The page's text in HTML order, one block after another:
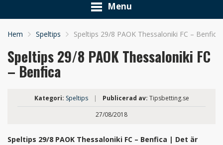
Menu
Hem Speltips Speltips 29/8 PAOK Thessaloniki FC – Benfica
Speltips 29/8 PAOK Thessaloniki FC
– Benfica
Kategori: Speltips | Publicerad av: Tipsbetting.se
27/08/2018
Speltips 29/8 PAOK Thessaloniki FC – Benfica | Det är